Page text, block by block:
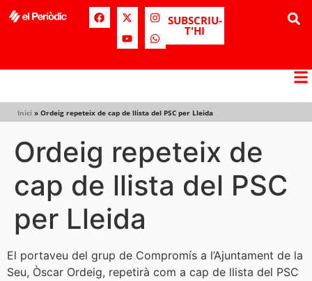
SUBSCRIU-
T'HI
Inici » Ordeig repeteix de cap de llista del PSC per Lleida
Ordeig repeteix de
cap de llista del PSC
per Lleida
El portaveu del grup de Compromís a l’Ajuntament de la
Seu, Òscar Ordeig, repetirà com a cap de llista del PSC